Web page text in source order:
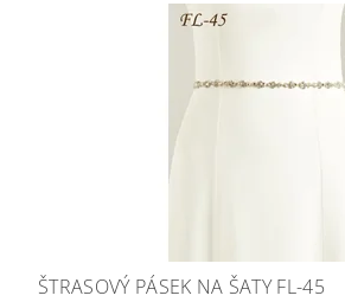
ŠTRASOVÝ PÁSEK NA ŠATY FL-45